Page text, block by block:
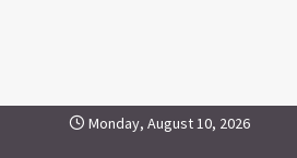
Skip to contentMonday, August 10, 2026